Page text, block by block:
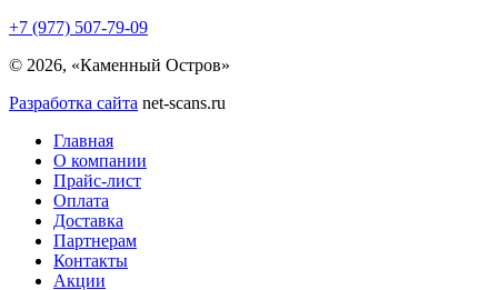
+7 (977) 507-79-09
© 2026, «Каменный Остров»
Разработка сайта net-scans.ru
Главная
О компании
Прайс-лист
Оплата
Доставка
Партнерам
Контакты
Акции